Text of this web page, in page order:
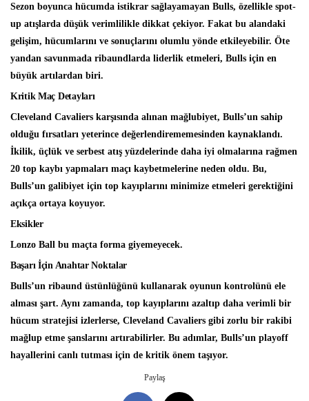
Sezon boyunca hücumda istikrar sağlayamayan Bulls, özellikle spot-
up atışlarda düşük verimlilikle dikkat çekiyor. Fakat bu alandaki
gelişim, hücumlarını ve sonuçlarını olumlu yönde etkileyebilir. Öte
yandan savunmada ribaundlarda liderlik etmeleri, Bulls için en
büyük artılardan biri.
Kritik Maç Detayları
Cleveland Cavaliers karşısında alınan mağlubiyet, Bulls’un sahip
olduğu fırsatları yeterince değerlendirememesinden kaynaklandı.
İkilik, üçlük ve serbest atış yüzdelerinde daha iyi olmalarına rağmen
20 top kaybı yapmaları maçı kaybetmelerine neden oldu. Bu,
Bulls’un galibiyet için top kayıplarını minimize etmeleri gerektiğini
açıkça ortaya koyuyor.
Eksikler
Lonzo Ball bu maçta forma giyemeyecek.
Başarı İçin Anahtar Noktalar
Bulls’un ribaund üstünlüğünü kullanarak oyunun kontrolünü ele
alması şart. Aynı zamanda, top kayıplarını azaltıp daha verimli bir
hücum stratejisi izlerlerse, Cleveland Cavaliers gibi zorlu bir rakibi
mağlup etme şanslarını artırabilirler. Bu adımlar, Bulls’un playoff
hayallerini canlı tutması için de kritik önem taşıyor.
Paylaş